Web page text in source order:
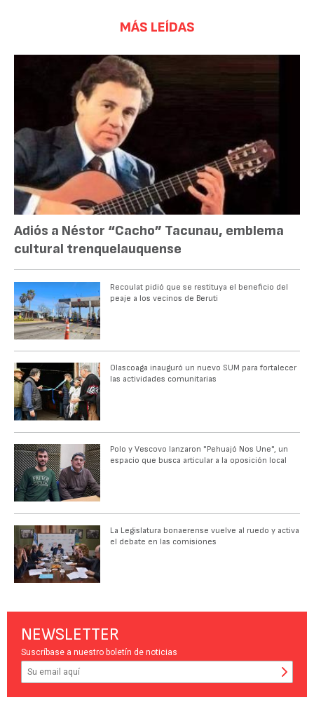
MÁS LEÍDAS
Adiós a Néstor “Cacho” Tacunau, emblema
cultural trenquelauquense
Recoulat pidió que se restituya el beneficio del
peaje a los vecinos de Beruti
Olascoaga inauguró un nuevo SUM para fortalecer
las actividades comunitarias
Polo y Vescovo lanzaron "Pehuajó Nos Une", un
espacio que busca articular a la oposición local
La Legislatura bonaerense vuelve al ruedo y activa
el debate en las comisiones
NEWSLETTER
Suscríbase a nuestro boletín de noticias